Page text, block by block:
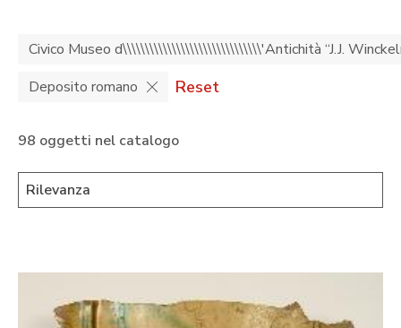
Civico Museo d\\\\\\\\\\\\\\\\\\\\\\\\\\\\\\\'Antichità “J.J.
Deposito romano
Reset
98 oggetti nel catalogo